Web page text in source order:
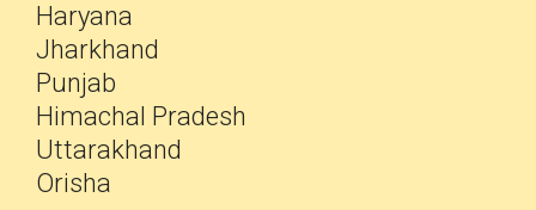
Haryana
Jharkhand
Punjab
Himachal Pradesh
Uttarakhand
Orisha